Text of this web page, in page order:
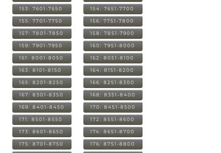
153: 7601-7650 154: 7651-7700
155: 7701-7750 156: 7751-7800
157: 7801-7850 158: 7851-7900
159: 7901-7950 160: 7951-8000
161: 8001-8050 162: 8051-8100
163: 8101-8150 164: 8151-8200
165: 8201-8250 166: 8251-8300
167: 8301-8350 168: 8351-8400
169: 8401-8450 170: 8451-8500
171: 8501-8550 172: 8551-8600
173: 8601-8650 174: 8651-8700
175: 8701-8750 176: 8751-8800